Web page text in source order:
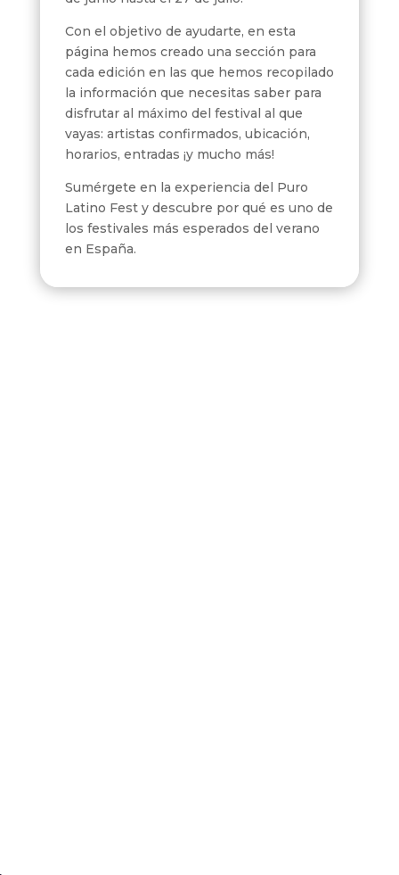
Con el objetivo de ayudarte, en esta
página hemos creado una sección para
cada edición en las que hemos recopilado
la información que necesitas saber para
disfrutar al máximo del festival al que
vayas: artistas confirmados, ubicación,
horarios, entradas ¡y mucho más!
Sumérgete en la experiencia del Puro
Latino Fest y descubre por qué es uno de
los festivales más esperados del verano
en España.